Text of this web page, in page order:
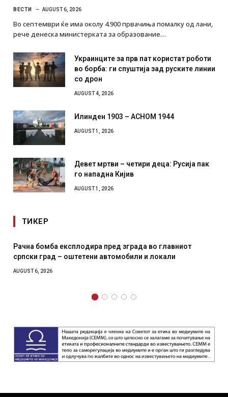
ВЕСТИ AUGUST 6, 2026
Во септември ќе има околу 4.900 првачиња помалку од лани,
рече денеска министерката за образование…
Украинците за прв пат користат роботи
во борба: ги спуштија зад руските линии
со дрон
AUGUST 4, 2026
Илинден 1903 – АСНОМ 1944
AUGUST 1, 2026
Девет мртви – четири деца: Русија пак
го нападна Кијив
AUGUST 1, 2026
ТИКЕР
И Данска се милитарилизира – воведува нова 11-
месечна воена
AUGUST 4, 2026